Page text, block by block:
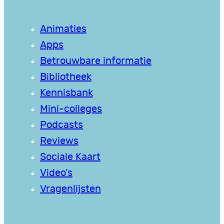
Animaties
Apps
Betrouwbare informatie
Bibliotheek
Kennisbank
Mini-colleges
Podcasts
Reviews
Sociale Kaart
Video’s
Vragenlijsten